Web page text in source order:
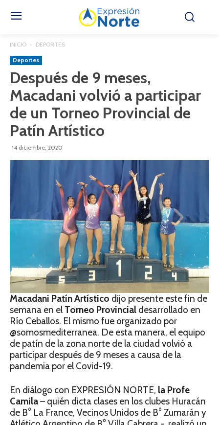
INICIO DEPORTES
Deportes
Después de 9 meses,
Macadani volvió a participar
de un Torneo Provincial de
Patín Artístico
14 diciembre, 2020
Macadani Patín Artístico dijo presente este fin de
semana en el Torneo Provincial desarrollado en
Río Ceballos. El mismo fue organizado por
@somosmediterranea. De esta manera, el equipo
de patín de la zona norte de la ciudad volvió a
participar después de 9 meses a causa de la
pandemia por el Covid-19.
En diálogo con EXPRESIÓN NORTE, la Profe
Camila– quién dicta clases en los clubes Huracán
de B° La France, Vecinos Unidos de B° Zumarán y